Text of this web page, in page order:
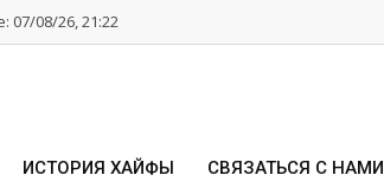
07/08/26, 21:22
ИСТОРИЯ ХАЙФЫ СВЯЗАТЬСЯ С НАМИ